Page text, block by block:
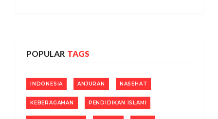
POPULAR TAGS
INDONESIA ANJURAN NASEHAT
KEBERAGAMAN PENDIDIKAN ISLAMI